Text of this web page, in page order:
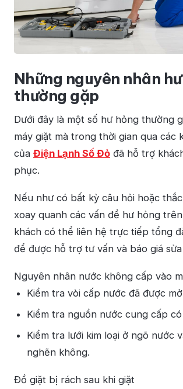
Những nguyên nhân
thường gặp
Dưới đây là một số hư hỏng thường
máy giặt mà trong thời gian qua các
của Điện Lạnh Số Đỏ đã hỗ trợ
phục.
Nếu như có bất kỳ câu hỏi hoặc
xoay quanh các vấn đề hư hỏng
khách có thể liên hệ trực tiếp tổng
để được hỗ trợ tư vấn và báo giá
Nguyên nhân nước không cấp vào
Kiểm tra vòi cấp nước đã được
Kiểm tra nguồn nước cung cấp
Kiểm tra lưới kim loại ở ngõ nước
nghẽn không.
Đồ giặt bị rách sau khi giặt